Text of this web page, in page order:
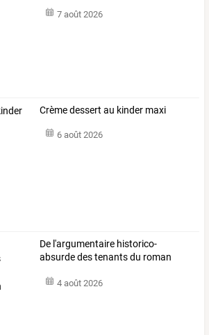
7 août 2026
Crème dessert au kinder maxi
6 août 2026
De l'argumentaire historico-
absurdedestenantsdu roman
4 août 2026